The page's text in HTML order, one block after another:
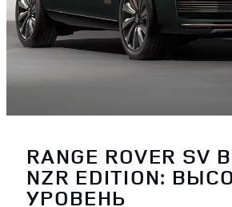
RANGE ROVER SV
NZR EDITION:
УРОВЕНЬ